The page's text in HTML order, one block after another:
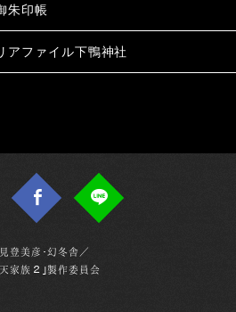
朱印帳
ファイル下鴨神社
登美彦･幻冬舎／
家族２｣製作委員会